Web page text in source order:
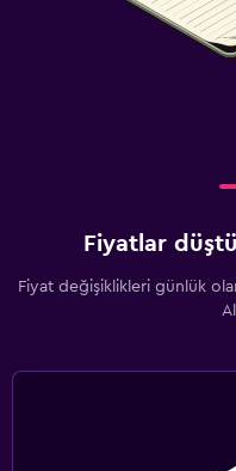
Fiyatlar
Fiyat değişiklikleri günlük